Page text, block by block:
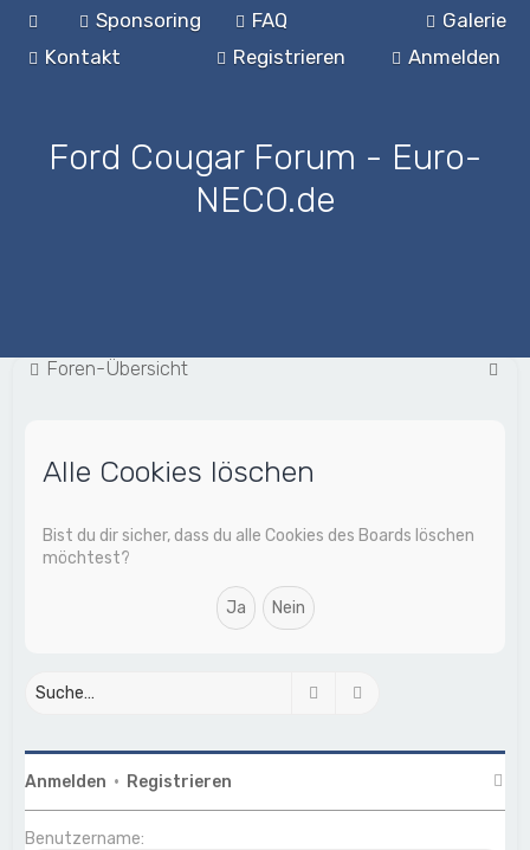
Galerie
Sponsoring
FAQ
Kontakt
Anmelden
Registrieren
Ford Cougar Forum - Euro-
NECO.de
Foren-Übersicht
Alle Cookies löschen
Bist du dir sicher, dass du alle Cookies des Boards löschen
möchtest?
Suche
Anmelden • Registrieren
Benutzername: